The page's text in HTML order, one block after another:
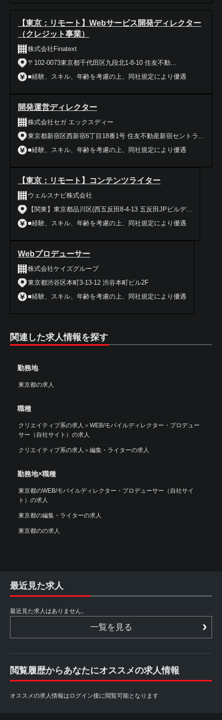
【東京：リモート】Webサービス開発ディレクター
（クレジット事業）
株式会社Finatext
〒102-0073東京都千代田区九段北1-8-10 住友不動...
■経験、スキル、年齢を考慮の上、同社規定により優遇
開発運営ディレクター
株式会社セガ エックスディー
東京都新宿区西新宿6丁目18番1号 住友不動産新宿セントラ...
■経験、スキル、年齢を考慮の上、同社規定により優遇
【東京：リモート】コンテンツライター
ウェルスナビ株式会社
【関東】東京都品川区(西五反田8-4-13 五反田JPビルデ...
■経験、スキル、年齢を考慮の上、同社規定により優遇
Webプロデューサー
株式会社ケイズグループ
東京都渋谷区本町3-13-12 渋谷本町ビル2F
■経験、スキル、年齢を考慮の上、同社規定により優遇
関連した求人情報を探す
勤務地
東京都の求人
職種
クリエイティブ系の求人 ＞ WEB/モバイルディレクター・プロデュー
サー（自社サイト）の求人
クリエイティブ系の求人 ＞ 編集・ライターの求人
勤務地×職種
東京都のWEB/モバイルディレクター・プロデューサー（自社サイ
ト）の求人
東京都の編集・ライターの求人
東京都のの求人
最近見た求人
最近見た求人はありません。
一覧を見る
閲覧履歴からあなたにオススメの求人情報
オススメの求人情報はログイン後に閲覧可能となります